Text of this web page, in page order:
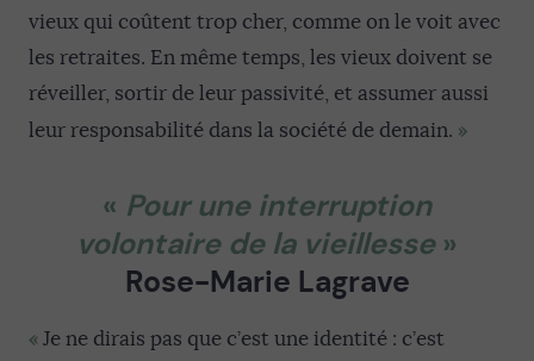
vieux qui coûtent trop cher, comme on le voit avec
les retraites. En même temps, les vieux doivent se
réveiller, sortir de leur passivité, et assumer aussi
leur responsabilité dans la société de demain. »
« Pour une interruption
volontaire de la vieillesse»
Rose-Marie Lagrave
« Je ne dirais pas que c’est une identité : c’est